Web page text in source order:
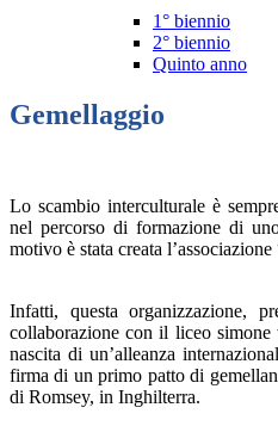
1° biennio
2° biennio
Quinto anno
Gemellaggio
Lo scambio interculturale è
nel percorso di formazione di
motivo è stata creata
Infatti, questa organizzazione,
collaborazione con il liceo
nascita di un’alleanza
firma di un primo patto di
di Romsey, in Inghilterra.